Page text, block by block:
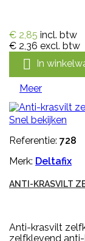
€ 2,85 incl. btw
€ 2,36 excl. btw
 In
Meer
Snel bekijken
Referentie: 728
Merk: Deltafix
ANTI-KRASVILT
Anti-krasvilt
zelfklevend